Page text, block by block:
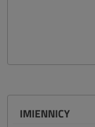
IMIENNICY